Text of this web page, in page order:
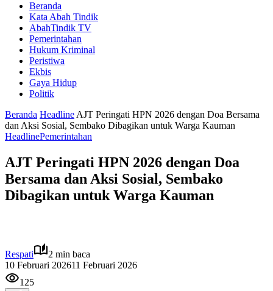
Beranda
Kata Abah Tindik
AbahTindik TV
Pemerintahan
Hukum Kriminal
Peristiwa
Ekbis
Gaya Hidup
Politik
Beranda Headline AJT Peringati HPN 2026 dengan Doa Bersama
dan Aksi Sosial, Sembako Dibagikan untuk Warga Kauman
HeadlinePemerintahan
AJT Peringati HPN 2026 dengan Doa
Bersama dan Aksi Sosial, Sembako
Dibagikan untuk Warga Kauman
Respati
2 min baca
10 Februari 202611 Februari 2026
125